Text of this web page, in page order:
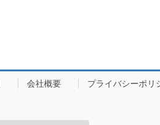
会社概要 プライバシーポリ